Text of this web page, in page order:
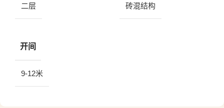
二层 砖混结构
开间
9-12米